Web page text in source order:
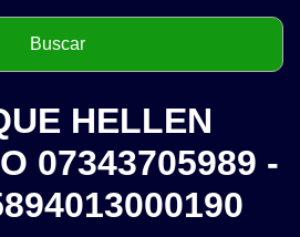
HELLEN
07343705989 -